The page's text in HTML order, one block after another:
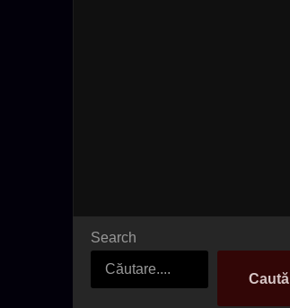
Search
Caută